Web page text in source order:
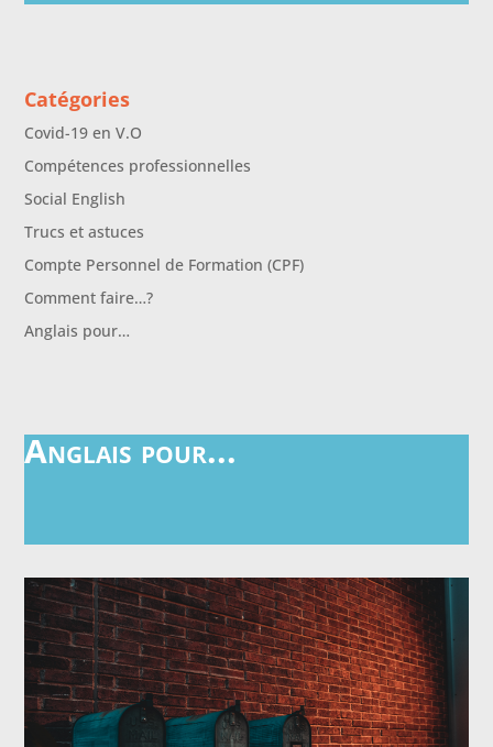
Catégories
Covid-19 en V.O
Compétences professionnelles
Social English
Trucs et astuces
Compte Personnel de Formation (CPF)
Comment faire…?
Anglais pour…
Anglais pour...